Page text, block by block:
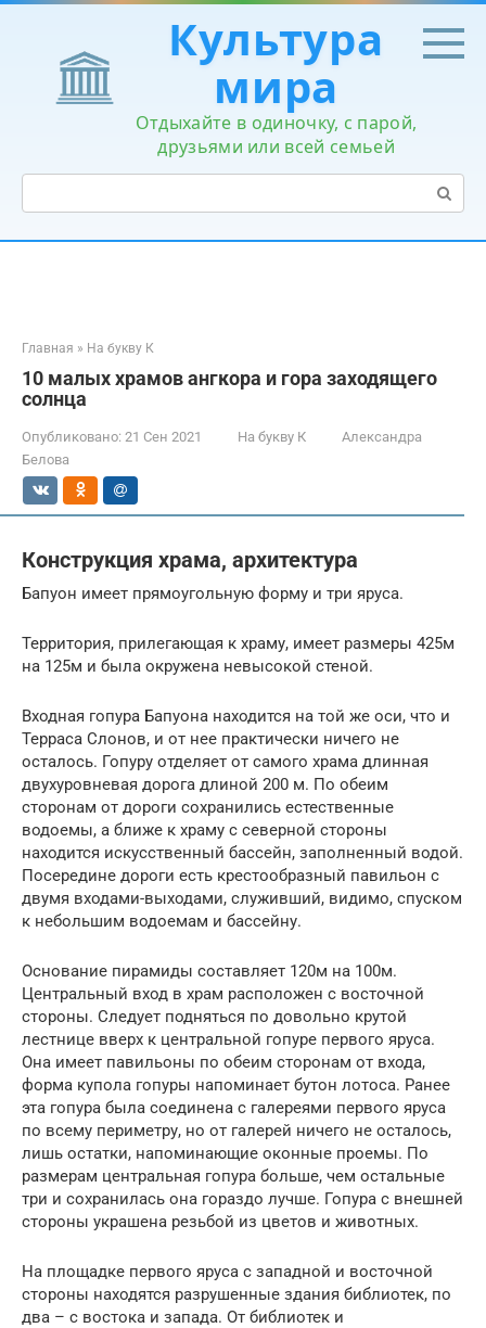
Перейти
контенту
Культура
мира
Отдыхайте в одиночку, с парой,
друзьями или всей семьей
Поиск:
Главная » На букву К
10 малых храмов ангкора и гора заходящего
солнца
Опубликовано: 21 Сен 2021 На букву К
Александра
Белова
Конструкция храма, архитектура
Бапуон имеет прямоугольную форму и три яруса.
Территория, прилегающая к храму, имеет размеры 425м
на 125м и была окружена невысокой стеной.
Входная гопура Бапуона находится на той же оси, что и
Терраса Слонов, и от нее практически ничего не
осталось. Гопуру отделяет от самого храма длинная
двухуровневая дорога длиной 200 м. По обеим
сторонам от дороги сохранились естественные
водоемы, а ближе к храму с северной стороны
находится искусственный бассейн, заполненный водой.
Посередине дороги есть крестообразный павильон с
двумя входами-выходами, служивший, видимо, спуском
к небольшим водоемам и бассейну.
Основание пирамиды составляет 120м на 100м.
Центральный вход в храм расположен с восточной
стороны. Следует подняться по довольно крутой
лестнице вверх к центральной гопуре первого яруса.
Она имеет павильоны по обеим сторонам от входа,
форма купола гопуры напоминает бутон лотоса. Ранее
эта гопура была соединена с галереями первого яруса
по всему периметру, но от галерей ничего не осталось,
лишь остатки, напоминающие оконные проемы. По
размерам центральная гопура больше, чем остальные
три и сохранилась она гораздо лучше. Гопура с внешней
стороны украшена резьбой из цветов и животных.
На площадке первого яруса с западной и восточной
стороны находятся разрушенные здания библиотек, по
два – с востока и запада. От библиотек и